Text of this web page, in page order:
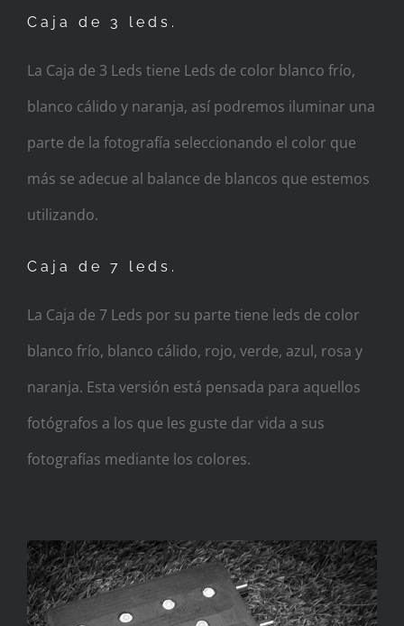
Caja de 3 leds.
La Caja de 3 Leds tiene Leds de color blanco frío,
blanco cálido y naranja, así podremos iluminar una
parte de la fotografía seleccionando el color que
más se adecue al balance de blancos que estemos
utilizando.
Caja de 7 leds.
La Caja de 7 Leds por su parte tiene leds de color
blanco frío, blanco cálido, rojo, verde, azul, rosa y
naranja. Esta versión está pensada para aquellos
fotógrafos a los que les guste dar vida a sus
fotografías mediante los colores.